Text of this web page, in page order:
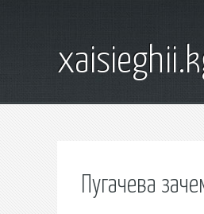
Пугачева